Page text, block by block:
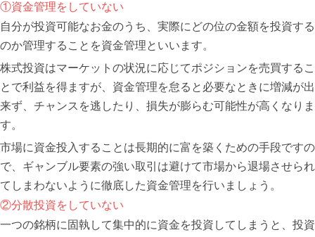
①資金管理をしていない
自分が投資可能なお金のうち、実際にどの位の金額を投資する
のか管理することを資金管理といいます。
株式投資はマーケットの状況に応じてポジションを売買するこ
とで利益を得ますが、資金管理を怠ると必要なときに増減が出
来ず、チャンスを逃したり、損失が膨らむ可能性が高くなりま
す。
市場に資金投入することは長期的に富を築くための手段ですの
で、ギャンブル要素の強い取引は避けて市場から退場させられ
てしまわないように徹底した資金管理を行いましょう。
②分散投資をしていない
一つの銘柄に固執して集中的に資金を投資してしまうと、投資